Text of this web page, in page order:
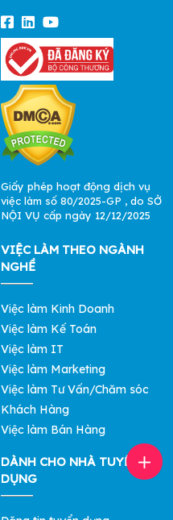
Giấy phép hoạt động dịch vụ
việc làm số 80/2025-GP , do SỞ
NỘI VỤ cấp ngày 12/12/2025
VIỆC LÀM THEO NGÀNH
NGHỀ
Việc làm Kinh Doanh
Việc làm Kế Toán
Việc làm IT
Việc làm Marketing
Việc làm Tư Vấn/Chăm sóc
Khách Hàng
Việc làm Bán Hàng
DÀNH CHO NHÀ TUYỂN
DỤNG